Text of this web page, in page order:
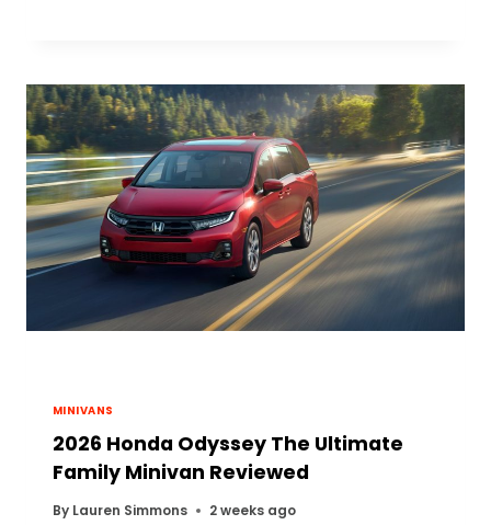
MINIVANS
2026 Honda Odyssey The Ultimate
Family Minivan Reviewed
By Lauren Simmons 2 weeks ago